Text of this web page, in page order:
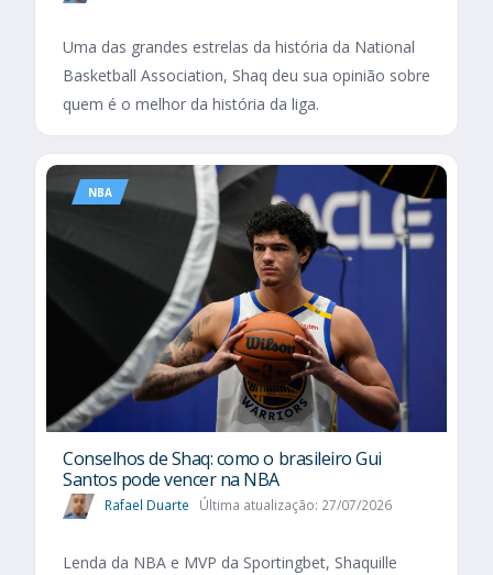
Uma das grandes estrelas da história da National
Basketball Association, Shaq deu sua opinião sobre
quem é o melhor da história da liga.
NBA
Conselhos de Shaq: como o brasileiro Gui
Santos pode vencer na NBA
Rafael Duarte Última atualização: 27/07/2026
Lenda da NBA e MVP da Sportingbet, Shaquille